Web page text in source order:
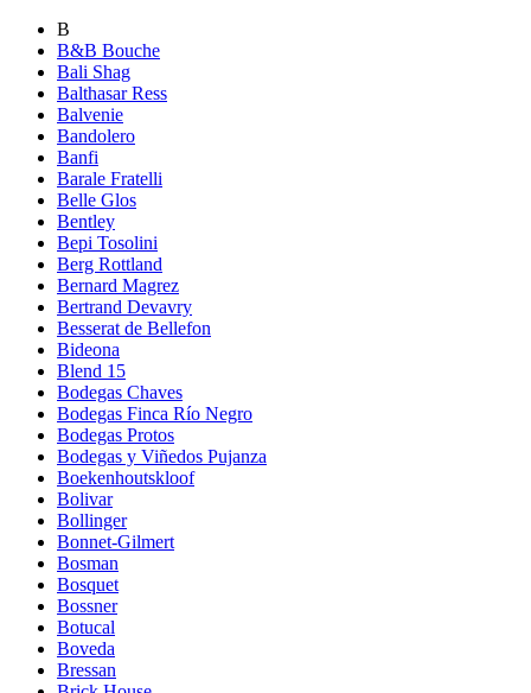
B
B&B Bouche
Bali Shag
Balthasar Ress
Balvenie
Bandolero
Banfi
Barale Fratelli
Belle Glos
Bentley
Bepi Tosolini
Berg Rottland
Bernard Magrez
Bertrand Devavry
Besserat de Bellefon
Bideona
Blend 15
Bodegas Chaves
Bodegas Finca Río Negro
Bodegas Protos
Bodegas y Viñedos Pujanza
Boekenhoutskloof
Bolivar
Bollinger
Bonnet-Gilmert
Bosman
Bosquet
Bossner
Botucal
Boveda
Bressan